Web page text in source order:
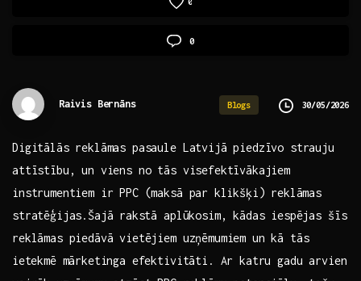
0
Raivis Bernāns Blogs 30/05/2026
Digitālās‍ reklāmas pasaule Latvijā piedzīvo strauju
attīstību, un viens no tās visefektīvākajiem⁢
instrumentiem ir PPC (maksā par ⁤klikšķi) reklāmas
stratēģijas.Šajā⁢ rakstā aplūkosim, kādas iespējas šīs
reklāmas piedāvā vietējiem uzņēmumiem un kā tās
⁣ietekmē mārketinga efektivitāti.​ Ar katru gadu arvien